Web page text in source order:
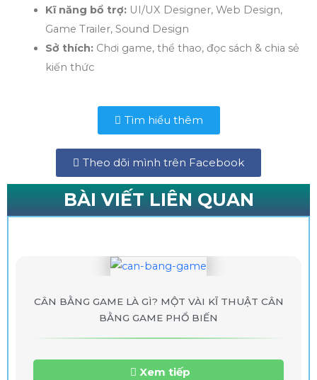
Kĩ năng bổ trợ:UI/UX Designer, Web Design,
Game Trailer, Sound Design
Sở thích:Chơi game, thể thao, đọc sách & chia sẻ
kiến thức
Tìm hiểu thêm
Theo dõi mình trên Facebook
BÀI VIẾT LIÊN QUAN
CÂN BẰNG GAME LÀ GÌ? MỘT VÀI KĨ THUẬT CÂN
BẰNG GAME PHỔ BIẾN
Xem tiếp